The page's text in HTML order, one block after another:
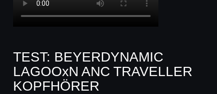
TEST: BEYERDYNAMIC
LAGOOxN ANC TRAVELLER
KOPFHÖRER